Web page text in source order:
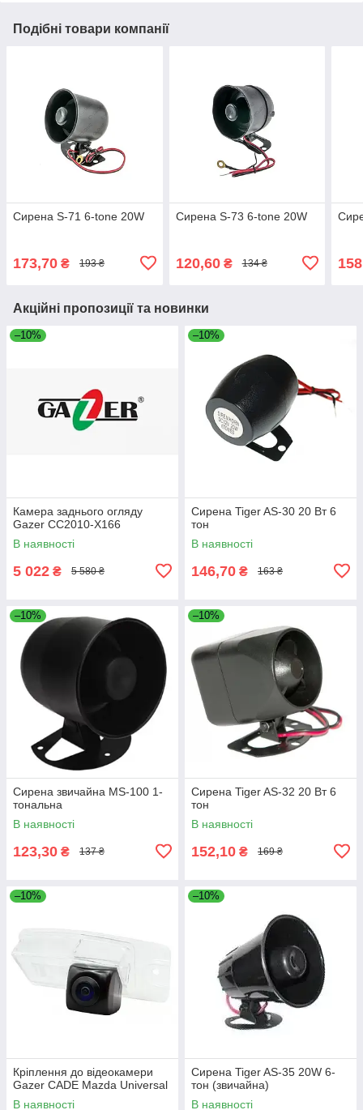
Подібні товари компанії
Сирена S-71 6-tone 20W
173,70 ₴ 193 ₴
Сирена S-73 6-tone 20W
120,60₴ 134 ₴
Акційні пропозиції та новинки
–10%
Камера заднього огляду
Gazer CC2010-X166
В наявності
5 022 ₴ 5 580 ₴
–10%
Сирена Tiger AS-30 20 Вт 6
тон
В наявності
146,70 ₴ 163 ₴
–10%
Сирена звичайна MS-100 1-
тональна
В наявності
123,30 ₴ 137 ₴
–10%
Сирена Tiger AS-32 20 Вт 6
тон
В наявності
152,10 ₴ 169 ₴
–10%
Кріплення до відеокамери
Gazer CADE Mazda Universal
В наявності
–10%
Сирена Tiger AS-35 20W 6-
тон (звичайна)
В наявності